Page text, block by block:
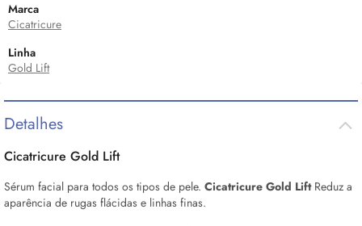
Marca
Cicatricure
Linha
Gold Lift
Detalhes
Cicatricure Gold Lift
Sérum facial para todos os tipos de pele. Cicatricure Gold Lift Reduz a
aparência de rugas flácidas e linhas finas.